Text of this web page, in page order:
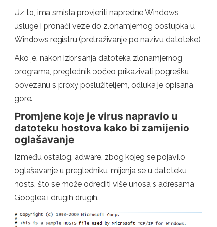
Uz to, ima smisla provjeriti napredne Windows
usluge i pronaći veze do zlonamjernog postupka u
Windows registru (pretraživanje po nazivu datoteke).
Ako je, nakon izbrisanja datoteka zlonamjernog
programa, preglednik počeo prikazivati ​​pogrešku
povezanu s proxy poslužiteljem, odluka je opisana
gore.
Promjene koje je virus napravio u
datoteku hostova kako bi zamijenio
oglašavanje
Između ostalog, adware, zbog kojeg se pojavilo
oglašavanje u pregledniku, mijenja se u datoteku
hosts, što se može odrediti više unosa s adresama
Googlea i drugih drugih.